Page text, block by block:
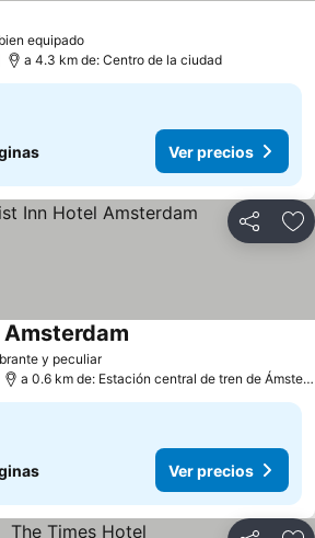
equipado
a 4.3 km de: Centro de la ciudad
Ver precios
Compartir
y peculiar
a 0.6 km de: Estación central de tren de Ámsterdam
Ver precios